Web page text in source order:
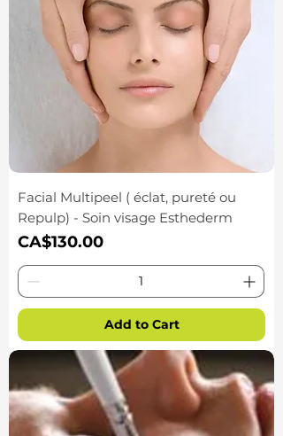
Facial Multipeel ( éclat, pureté ou
Repulp) - Soin visage Esthederm
Price
CA$130.00
Add to Cart